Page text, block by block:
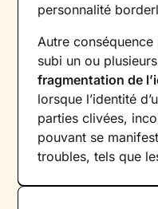
personnalité
Autre conséquence
subi un ou
fragmentation de
lorsque l’identité
parties clivées,
pouvant se
troubles, tels que